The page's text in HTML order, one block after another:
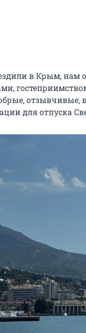
в Крым, нам
отзывчивые,
для отпуска